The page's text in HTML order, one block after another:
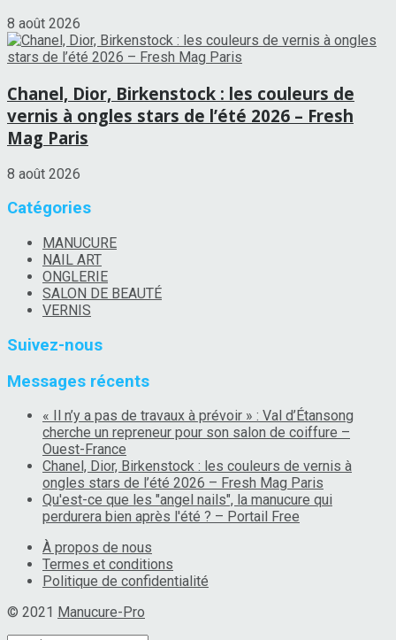
8 août 2026
Chanel, Dior, Birkenstock : les couleurs de
vernis à ongles stars de l’été 2026 – Fresh
Mag Paris
8 août 2026
Catégories
MANUCURE
NAIL ART
ONGLERIE
SALON DE BEAUTÉ
VERNIS
Suivez-nous
Messages récents
« Il n’y a pas de travaux à prévoir » : Val d’Étansong
cherche un repreneur pour son salon de coiffure –
Ouest-France
Chanel, Dior, Birkenstock : les couleurs de vernis à
ongles stars de l’été 2026 – Fresh Mag Paris
Qu'est-ce que les "angel nails", la manucure qui
perdurera bien après l'été ? – Portail Free
À propos de nous
Termes et conditions
Politique de confidentialité
© 2021 Manucure-Pro